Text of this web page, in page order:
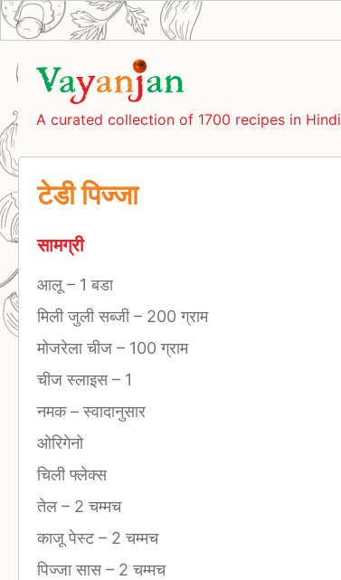
A curated collection of 1700 recipes in Hindi
टेडी पिज्जा
सामग्री
आलू – 1 बडा
मिली जुली सब्जी– 200 ग्राम
मोजरेला चीज – 100 ग्राम
चीज स्लाइस– 1
नमक–स्वादानुसार
ओरिगेनो
चिली फ्लेक्स
तेल – 2 चम्मच
काजू पेस्ट– 2 चम्मच
पिज्जा सास– 2 चम्मच